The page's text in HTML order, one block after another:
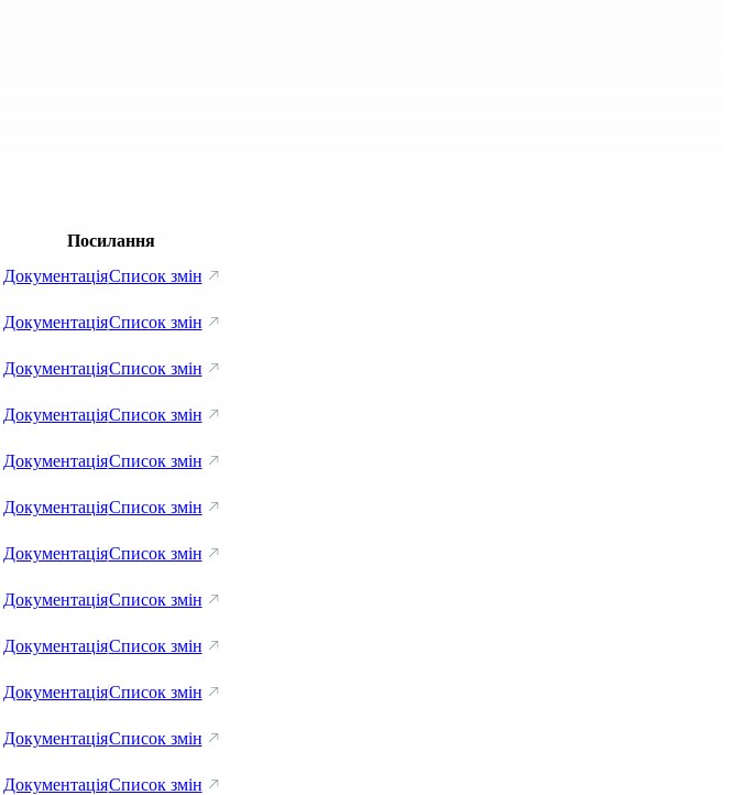
Посилання
ДокументаціяСписок змін
ДокументаціяСписок змін
ДокументаціяСписок змін
ДокументаціяСписок змін
ДокументаціяСписок змін
ДокументаціяСписок змін
ДокументаціяСписок змін
ДокументаціяСписок змін
ДокументаціяСписок змін
ДокументаціяСписок змін
ДокументаціяСписок змін
ДокументаціяСписок змін